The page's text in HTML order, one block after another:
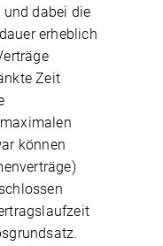
dabei die
erheblich
Zeit
können